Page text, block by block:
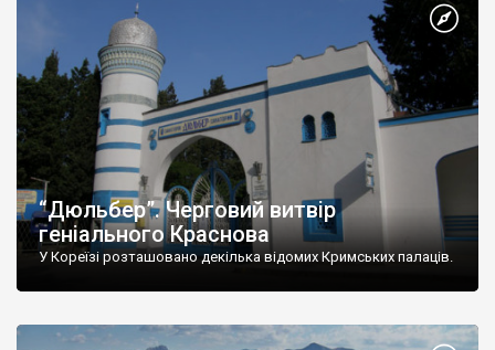
“Дюльбер”. Черговий витвір
геніального Краснова
У Кореїзі розташовано декілька відомих Кримських палаців.